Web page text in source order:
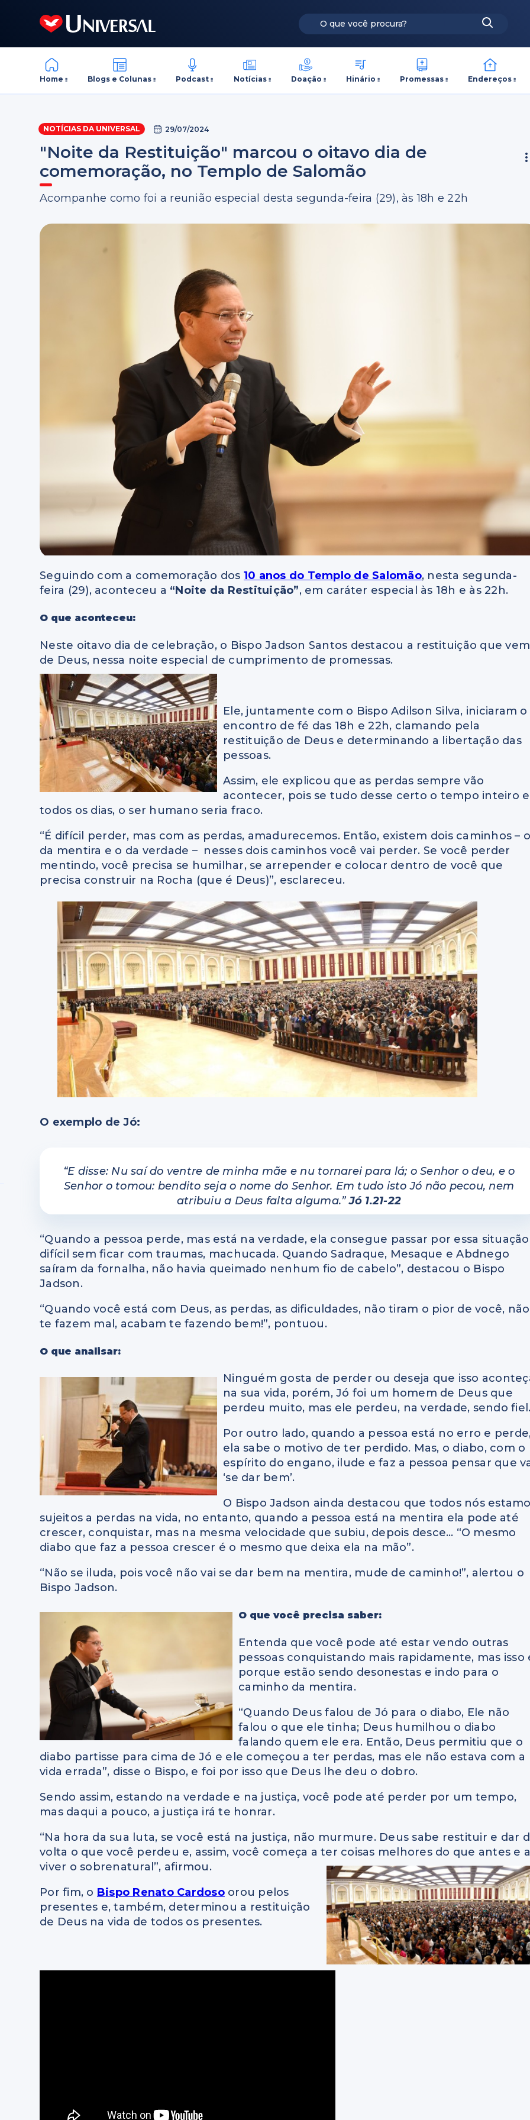
Home Blogs e Colunas Podcast Notícias Doação Hinário Promessas Endereços
NOTÍCIAS DA UNIVERSAL 29/07/2024
"Noite da Restituição" marcou o oitavo dia de
comemoração, no Templo de Salomão
Acompanhe como foi a reunião especial desta segunda-feira (29), às 18h e 22h
Seguindo com a comemoração dos 10 anos do Templo de Salomão, nesta segunda-
feira (29), aconteceu a “Noite da Restituição”, em caráter especial às 18h e às 22h.
O que aconteceu:
Neste oitavo dia de celebração, o Bispo Jadson Santos destacou a restituição que vem
de Deus, nessa noite especial de cumprimento de promessas.
Ele, juntamente com o Bispo Adilson Silva, iniciaram o
encontro de fé das 18h e 22h, clamando pela
restituição de Deus e determinando a libertação das
pessoas.
Assim, ele explicou que as perdas sempre vão
acontecer, pois se tudo desse certo o tempo inteiro e
todos os dias, o ser humano seria fraco.
“É difícil perder, mas com as perdas, amadurecemos. Então, existem dois caminhos – o
da mentira e o da verdade – nesses dois caminhos você vai perder. Se você perder
mentindo, você precisa se humilhar, se arrepender e colocar dentro de você que
precisa construir na Rocha (que é Deus)”, esclareceu.
O exemplo de Jó:
“E disse: Nu saí do ventre de minha mãe e nu tornarei para lá; o Senhor o deu, e o
Senhor o tomou: bendito seja o nome do Senhor. Em tudo isto Jó não pecou, nem
atribuiu a Deus falta alguma.”Jó 1.21-22
“Quando a pessoa perde, mas está na verdade, ela consegue passar por essa situação
difícil sem ficar com traumas, machucada. Quando Sadraque, Mesaque e Abdnego
saíram da fornalha, não havia queimado nenhum fio de cabelo”, destacou o Bispo
Jadson.
“Quando você está com Deus, as perdas, as dificuldades, não tiram o pior de você, não
te fazem mal, acabam te fazendo bem!”, pontuou.
O que analisar:
Ninguém gosta de perder ou deseja que isso
na sua vida, porém, Jó foi um homem de Deus que
perdeu muito, mas ele perdeu, na verdade, sendo fiel.
Por outro lado, quando a pessoa está no erro e
ela sabe o motivo de ter perdido. Mas, o diabo, com o
espírito do engano, ilude e faz a pessoa pensar que
‘se dar bem’.
O Bispo Jadson ainda destacou que todos nós
sujeitos a perdas na vida, no entanto, quando a pessoa está na mentira ela pode até
crescer, conquistar, mas na mesma velocidade que subiu, depois desce… “O mesmo
diabo que faz a pessoa crescer é o mesmo que deixa ela na mão”.
“Não se iluda, pois você não vai se dar bem na mentira, mude de caminho!”, alertou o
Bispo Jadson.
O que você precisa saber:
Entenda que você pode até estar vendo outras
pessoas conquistando mais rapidamente, mas isso
porque estão sendo desonestas e indo para o
caminho da mentira.
“Quando Deus falou de Jó para o diabo, Ele não
falou o que ele tinha; Deus humilhou o diabo
falando quem ele era. Então, Deus permitiu que o
diabo partisse para cima de Jó e ele começou a ter perdas, mas ele não estava com a
vida errada”, disse o Bispo, e foi por isso que Deus lhe deu o dobro.
Sendo assim, estando na verdade e na justiça, você pode até perder por um tempo,
mas daqui a pouco, a justiça irá te honrar.
“Na hora da sua luta, se você está na justiça, não murmure. Deus sabe restituir e dar
volta o que você perdeu e, assim, você começa a ter coisas melhores do que antes e a
viver o sobrenatural”, afirmou.
Por fim, o Bispo Renato Cardosoorou pelos
presentes e, também, determinou a restituição
de Deus na vida de todos os presentes.